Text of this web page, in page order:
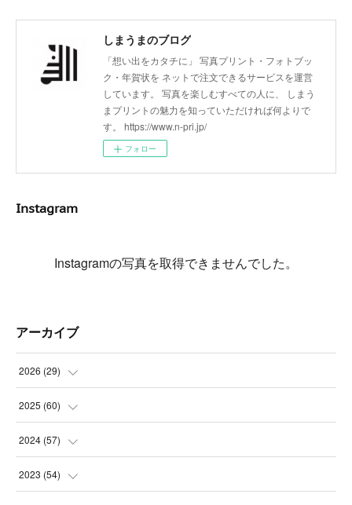
しまうまのブログ
「想い出をカタチに」 写真プリント・フォトブッ
ク・年賀状を ネットで注文できるサービスを運営
しています。 写真を楽しむすべての人に、 しまう
まプリントの魅力を知っていただければ何よりで
す。 https://www.n-pri.jp/
フォロー
Instagram
Instagramの写真を取得できませんでした。
アーカイブ
2026 (29)
(5
(3
(7
2025 (60)
(3
(3
2024 (57)
(4
2023 (54)